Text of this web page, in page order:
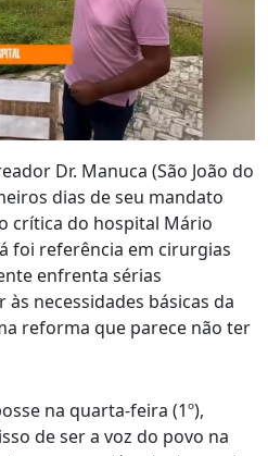
Dr. Manuca (São João do
dias de seu mandato
crítica do hospital Mário
foi referência em cirurgias
enfrenta sérias
necessidades básicas da
reforma que parece não ter
na quarta-feira (1º),
de ser a voz do povo na